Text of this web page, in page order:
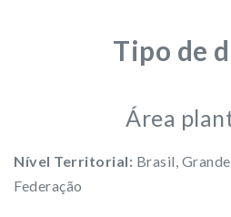
Tipo de
Área
Nível Territorial: Brasil,
Federação